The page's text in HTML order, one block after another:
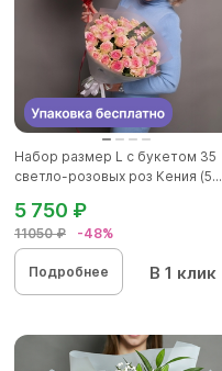
Набор размер L с букетом 35
светло-розовых роз Кения (5...
11050 ₽ -48%
5 750 ₽
Подробнее В 1 клик